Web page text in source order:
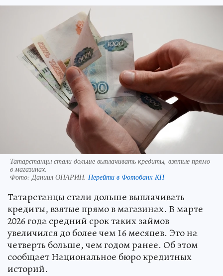
Татарстанцы стали дольше выплачивать кредиты, взятые прямо
в магазинах.
Фото: Даниил ОПАРИН. Перейти в Фотобанк КП
Татарстанцы стали дольше выплачивать
кредиты, взятые прямо в магазинах. В марте
2026 года средний срок таких займов
увеличился до более чем 16 месяцев. Это на
четверть больше, чем годом ранее. Об этом
сообщает Национальное бюро кредитных
историй.